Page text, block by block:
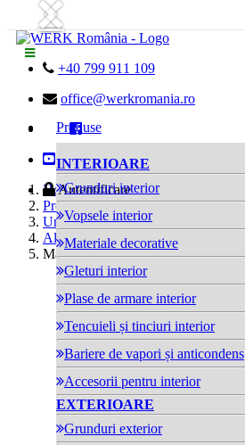
 +40 799 911 109
 office@werkromania.ro


Autentificare
Produse
INTERIOARE
Grunduri interior
Vopsele interior
Materiale decorative
Gleturi interior
Plase de armare interior
Tencuieli și tinciuri interior
Bariere de vapori și anticondens
Accesorii pentru interior
EXTERIOARE
Grunduri exterior
Home
Produse
Unelte
Alte unelte
Mâner Profesional Trafalet 11cm
Previous
Next